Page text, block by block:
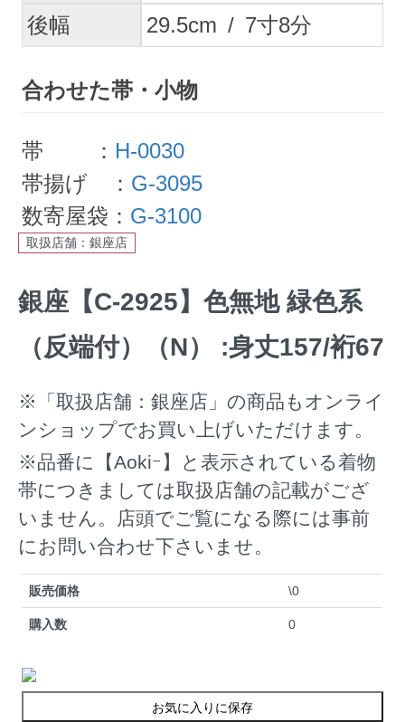
後幅
29.5cm / 7寸8分
合わせた帯・小物
帯 ： H-0030
帯揚げ ： G-3095
数寄屋袋： G-3100
取扱店舗：銀座店
銀座【C-2925】色無地 緑色系
（反端付）（N） :身丈157/裄67
※「取扱店舗：銀座店」の商品もオンライ
ンショップでお買い上げいただけます。
※品番に【Aokiｰ】と表示されている着物
帯につきましては取扱店舗の記載がござ
いません。店頭でご覧になる際には事前
にお問い合わせ下さいませ。
販売価格 \0
購入数 0
お気に入りに保存